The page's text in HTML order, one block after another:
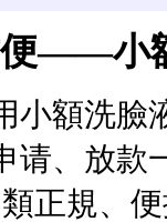
——小
小額洗臉
请、放款
正規、